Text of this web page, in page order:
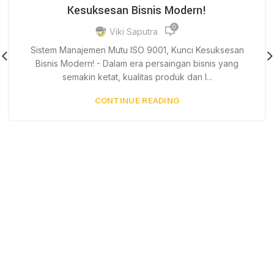
Kesuksesan Bisnis Modern!
Viki Saputra 0
Sistem Manajemen Mutu ISO 9001, Kunci Kesuksesan
Bisnis Modern! - Dalam era persaingan bisnis yang
semakin ketat, kualitas produk dan l...
CONTINUE READING